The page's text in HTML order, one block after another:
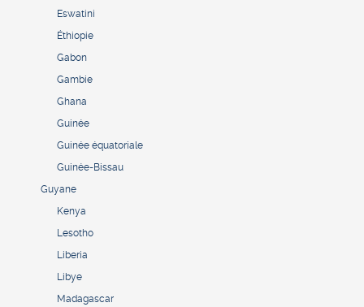
Eswatini
Éthiopie
Gabon
Gambie
Ghana
Guinée
Guinée équatoriale
Guinée-Bissau
Guyane
Kenya
Lesotho
Liberia
Libye
Madagascar